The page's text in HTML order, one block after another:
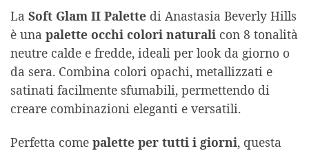
La Soft Glam II Palette di Anastasia Beverly Hills
è una palette occhi colori naturali con 8 tonalità
neutre calde e fredde, ideali per look da giorno o
da sera. Combina colori opachi, metallizzati e
satinati facilmente sfumabili, permettendo di
creare combinazioni eleganti e versatili.
Perfetta come palette per tutti i giorni, questa